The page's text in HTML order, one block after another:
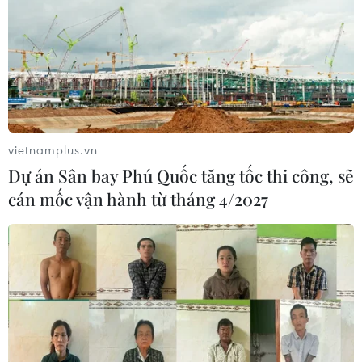
16/12/2016 23:05
Ông Donald Trump đắc cử Tổng thống Mỹ, người dân
Anh bỏ phiếu để quyết định việc Anh rời khỏi Liên minh
châu Âu (EU) là hai trong số những sự kiện nổi bật của
thế giới trong năm 2016.
vietnamplus.vn
Dự án Sân bay Phú Quốc tăng tốc thi công, sẽ
cán mốc vận hành từ tháng 4/2027